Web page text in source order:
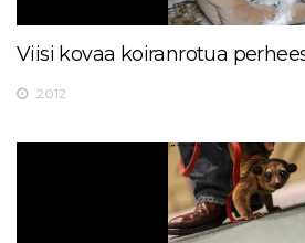
Viisi kovaa koiranrotua
2012